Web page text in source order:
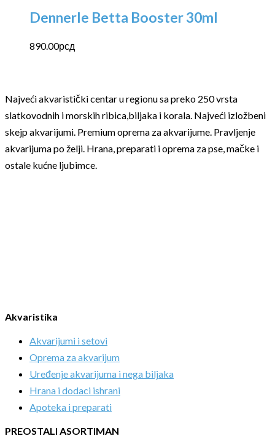
Dennerle Betta Booster 30ml
890.00рсд
Najveći akvaristički centar u regionu sa preko 250 vrsta
slatkovodnih i morskih ribica,biljaka i korala. Najveći izložbeni
skejp akvarijumi. Premium oprema za akvarijume. Pravljenje
akvarijuma po želji. Hrana, preparati i oprema za pse, mačke i
ostale kućne ljubimce.
Akvaristika
Akvarijumi i setovi
Oprema za akvarijum
Uređenje akvarijuma i nega biljaka
Hrana i dodaci ishrani
Apoteka i preparati
PREOSTALI ASORTIMAN